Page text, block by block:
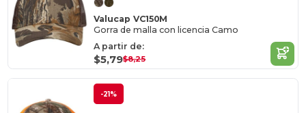
Valucap VC150M
Gorra de malla con licencia Camo
A partir de:
$5,79$8,25
-21%